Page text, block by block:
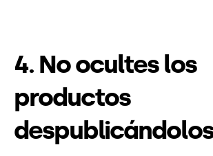
4. No ocultes los
productos
despublicándolos